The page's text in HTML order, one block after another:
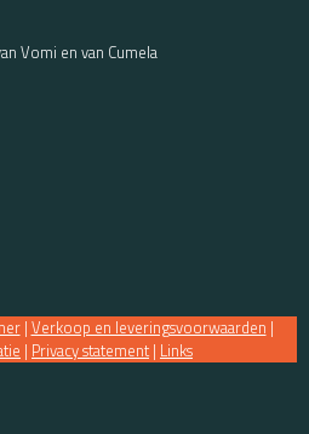
Vomi en van Cumela
| Verkoop en leveringsvoorwaarden |
| Privacy statement | Links